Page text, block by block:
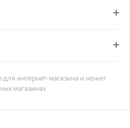
для интернет-магазина и может
магазинах